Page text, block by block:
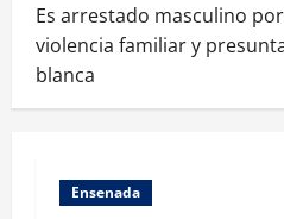
Es arrestado masculino
violencia familiar y
blanca
Ensenada